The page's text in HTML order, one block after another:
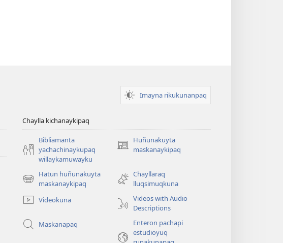
Imayna rikukunanpaq
Chaylla kichanaykipaq
Bibliamanta
yachachinaykupaq
willaykamuwayku
Huñunakuyta
maskanaykipaq
(abre
ventana)
Hatun huñunakuyta
maskanaykipaq
(abre
nueva
Chayllaraq
lluqsimuqkuna
Videokuna
Videos with Audio
Descriptions
Maskanapaq
Enteron pachapi
estudioyuq